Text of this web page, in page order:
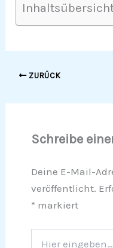
ZURÜCK
Schreibe
Deine E-Mail-
veröffentlicht.
* markiert
eingeben…